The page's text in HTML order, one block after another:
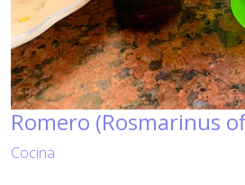
Romero (Rosmarinus
Cocina